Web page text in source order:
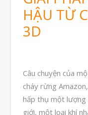
HẬU TỪ
3D
Câu chuyện của
cháy rừng
hấp thụ một lượng
giới, một loại khí